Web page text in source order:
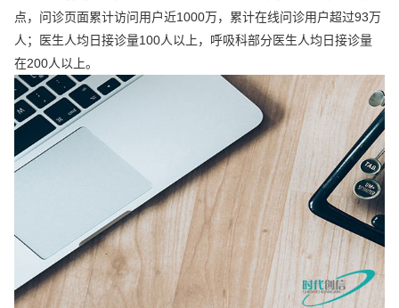
点，问诊页面累计访问用户近1000万，累计在线问诊用户超过93万
人；医生人均日接诊量100人以上，呼吸科部分医生人均日接诊量
在200人以上。